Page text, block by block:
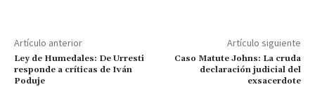
Artículo anterior
Ley de Humedales: De Urresti
responde a críticas de Iván
Poduje
Artículo siguiente
Caso Matute Johns: La cruda
declaración judicial del
exsacerdote